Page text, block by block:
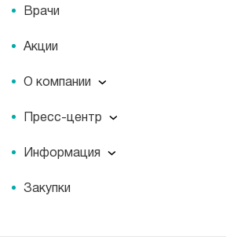
Врачи
Акции
О компании
О компании
История
Документы
Пресс-центр
Пресс-центр
Журнал для пациентов «МЕДСИ
Информация
Информация
Закупки